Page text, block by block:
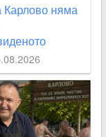
няма
водата, но
на